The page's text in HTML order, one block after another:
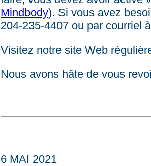
Mindbody). Si vous avez
204-235-4407 ou par courriel
Visitez notre site Web
Nous avons hâte de vous
6 MAI 2021